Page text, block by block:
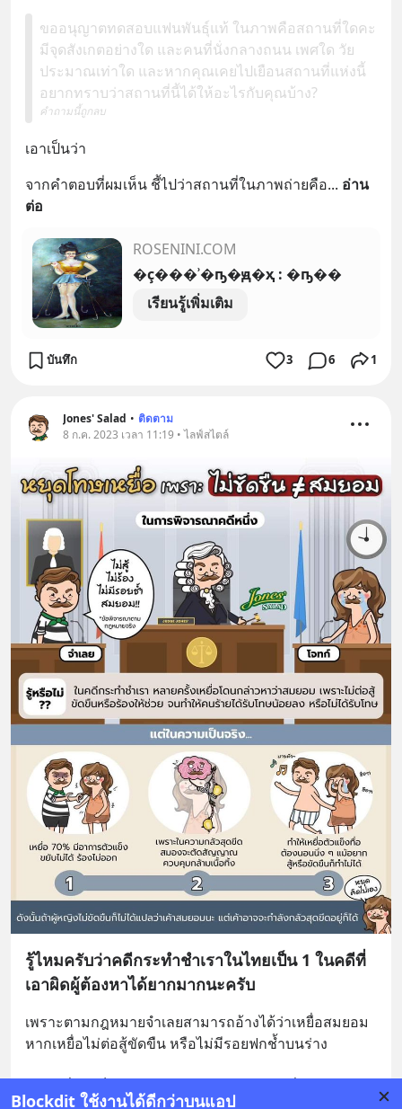
Blockdit ใช้งานได้ดีกว่าบนแอป
ขออนุญาตทดสอบแฟนพันธุ์แท้ ในภาพคือสถานที่ใดคะ
มีจุดสังเกตอย่างใด และคนที่นั่งกลางถนน เพศใด วัย
ประมาณเท่าใด และหากคุณเคยไปเยือนสถานที่แห่งนี้
อยากทราบว่าสถานที่นี้ได้ให้อะไรกับคุณบ้าง?
คำถามนี้ถูกลบ
เอาเป็นว่า
จากคำตอบที่ผมเห็น ชี้ไปว่าสถานที่ในภาพถ่ายคือ... อ่าน
ต่อ
ROSENINI.COM
�ç���ʾ�ҧ�ԭ�ҳ : �ҧ��
เรียนรู้เพิ่มเติม
บันทึก 3 6 1
Jones' Salad • ติดตาม
8 ก.ค. 2023 เวลา 11:19 • ไลฟ์สไตล์
รู้ไหมครับว่าคดีกระทำชำเราในไทยเป็น 1 ในคดีที่
เอาผิดผู้ต้องหาได้ยากมากนะครับ
เพราะตามกฎหมายจำเลยสามารถอ้างได้ว่าเหยื่อสมยอม
หากเหยื่อไม่ต่อสู้ขัดขืน หรือไม่มีรอยฟกช้ำบนร่าง